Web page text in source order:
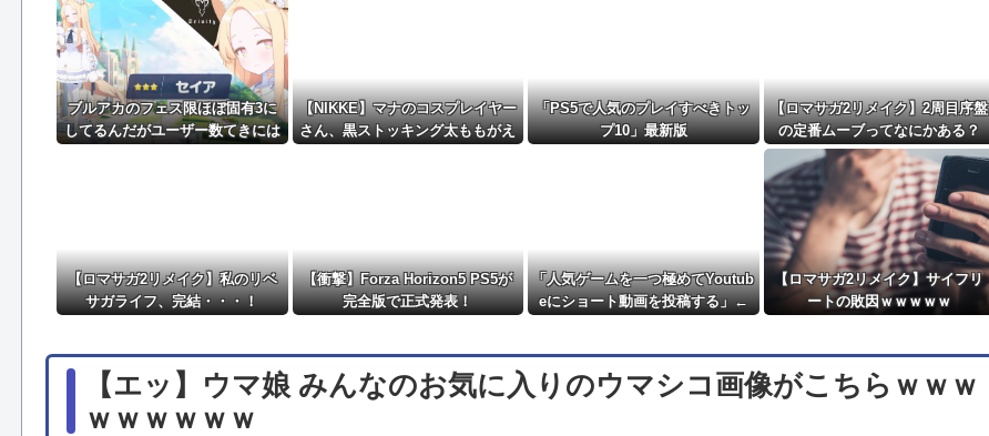
【ウマ娘】ピスゴルってみんな幼稚園児設定だから興奮するよね他
参政党・神谷代表、食料品消費減税を「天下の愚策だ」と痛烈批判！他
ブルアカのフェス限ほぼ固有3に
してるんだがユーザー数てきには
【NIKKE】マナのコスプレイヤー
さん、黒ストッキング太ももがえ
「PS5で人気のプレイすべきトッ
プ10」最新版
【ロマサガ2リメイク】2周目序盤
の定番ムーブってなにかある？
【ロマサガ2リメイク】私のリベ
サガライフ、完結・・・！
【衝撃】Forza Horizon5 PS5が
完全版で正式発表！
「人気ゲームを一つ極めてYoutub
eにショート動画を投稿する」←
【ロマサガ2リメイク】サイフリ
ートの敗因ｗｗｗｗｗ
【エッ】ウマ娘 みんなのお気に入りのウマシコ画像がこちらｗｗｗ
ｗｗｗｗｗｗ